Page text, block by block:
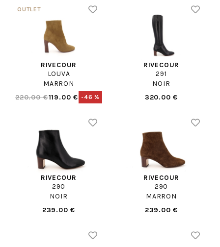
RIVECOUR
LOUVA
MARRON
220.00 €119.00 € -46 %
RIVECOUR
291
NOIR
320.00 €
RIVECOUR
290
NOIR
239.00 €
RIVECOUR
290
MARRON
239.00 €